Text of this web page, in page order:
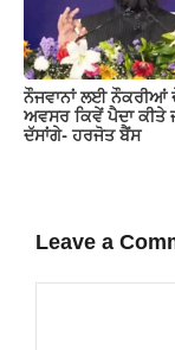
ਨੌਜਵਾਨਾਂ ਲਈ ਨੌਕਰੀਆਂ
ਅਵਸਰ ਕਿਵੇਂ ਪੈਦਾ ਕੀਤੇ
ਦੱਸਾਂਗੇ- ਹਰਜੋਤ ਬੈਂਸ
Leave a